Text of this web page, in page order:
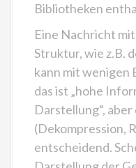
Bibliotheken
Eine Nachricht
Struktur, wie z.B.
kann mit wenigen
das ist „hohe
Darstellung“,
(Dekompression,
entscheidend.